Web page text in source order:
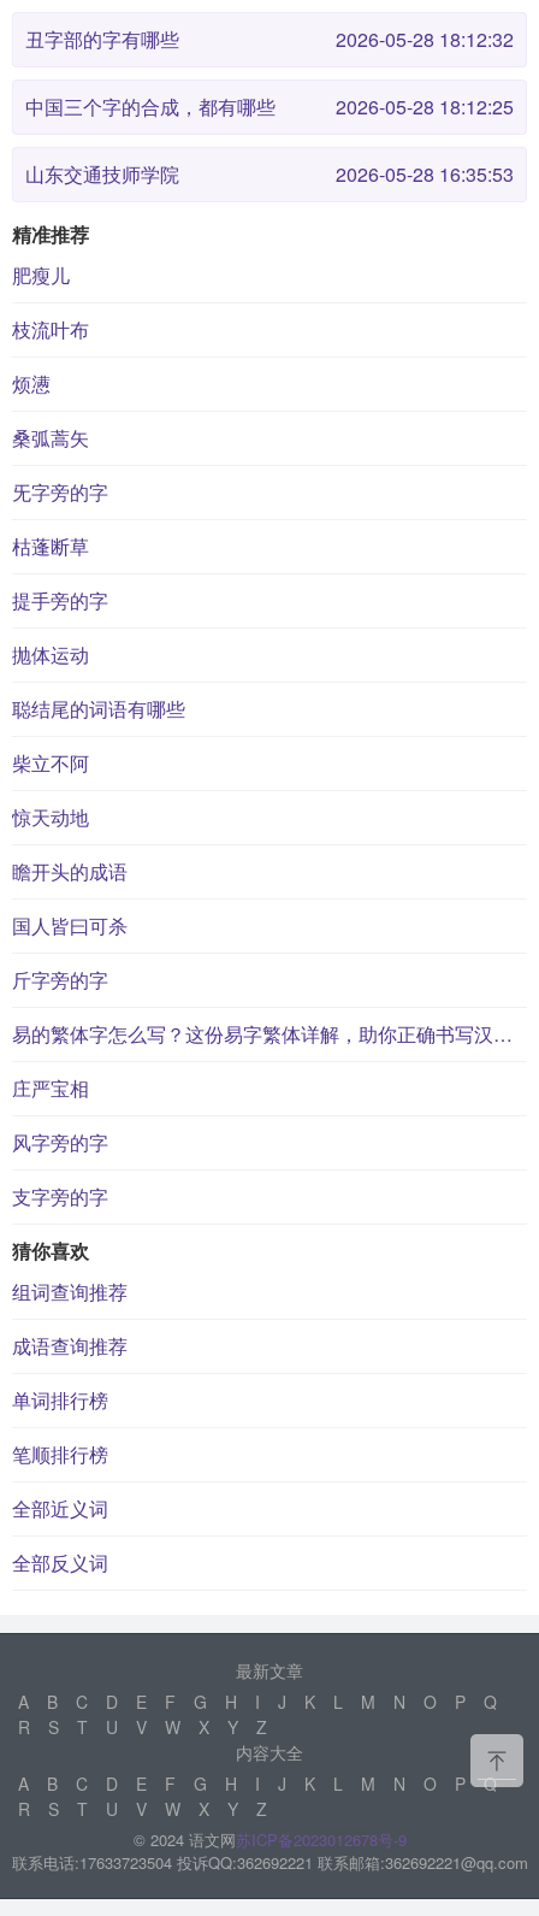
丑字部的字有哪些 2026-05-28 18:12:32
中国三个字的合成，都有哪些 2026-05-28 18:12:25
山东交通技师学院 2026-05-28 16:35:53
精准推荐
肥瘦儿
枝流叶布
烦懑
桑弧蒿矢
旡字旁的字
枯蓬断草
提手旁的字
抛体运动
聪结尾的词语有哪些
柴立不阿
惊天动地
瞻开头的成语
国人皆曰可杀
斤字旁的字
易的繁体字怎么写？这份易字繁体详解，助你正确书写汉字_汉字繁体学习
庄严宝相
风字旁的字
支字旁的字
猜你喜欢
组词查询推荐
成语查询推荐
单词排行榜
笔顺排行榜
全部近义词
全部反义词
最新文章
A
B C D E F G H I J K L M N O P
Q
R
S T U V W X Y
Z
内容大全
A
B C D E F G H I J K L M N O P
Q
R
S T U V W X Y Z
© 2024 语文网苏ICP备2023012678号-9
联系电话:17633723504 投诉QQ:362692221 联系邮箱:362692221@qq.com